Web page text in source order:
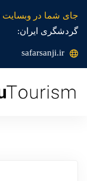
جای شما در وبسایت
گردشگری ایران:
safarsanji.ir